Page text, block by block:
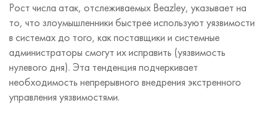
Рост числа атак, отслеживаемых Beazley, указывает на
то, что злоумышленники быстрее используют уязвимости
в системах до того, как поставщики и системные
администраторы смогут их исправить (уязвимость
нулевого дня). Эта тенденция подчеркивает
необходимость непрерывного внедрения экстренного
управления уязвимостями.